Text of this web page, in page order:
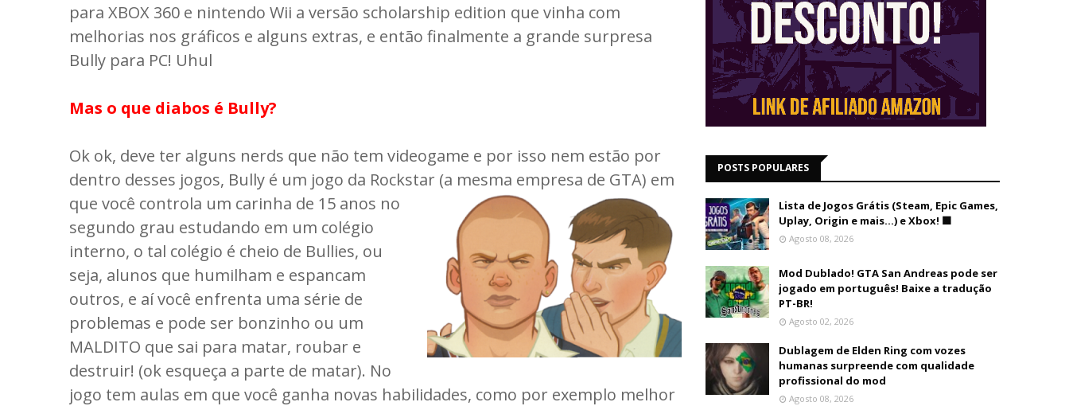
para XBOX 360 e nintendo Wii a versão scholarship edition que vinha com
melhorias nos gráficos e alguns extras, e então finalmente a grande surpresa
Bully para PC! Uhul
Mas o que diabos é Bully?
Ok ok, deve ter alguns nerds que não tem videogame e por isso nem estão por
dentro desses jogos, Bully é um jogo da Rockstar (a mesma empresa de GTA) em
que você controla um carinha de 15 anos no
segundo grau estudando em um colégio
interno, o tal colégio é cheio de Bullies, ou
seja, alunos que humilham e espancam
outros, e aí você enfrenta uma série de
problemas e pode ser bonzinho ou um
MALDITO que sai para matar, roubar e
destruir! (ok esqueça a parte de matar). No
jogo tem aulas em que você ganha novas habilidades, como por exemplo melhor
POSTS POPULARES
Lista de Jogos Grátis (Steam, Epic Games,
Uplay, Origin e mais...) e Xbox! 🟩
Agosto 08, 2026
Mod Dublado! GTA San Andreas pode ser
jogado em português! Baixe a tradução
PT-BR!
Agosto 02, 2026
Dublagem de Elden Ring com vozes
humanas surpreende com qualidade
profissional do mod
Agosto 08, 2026